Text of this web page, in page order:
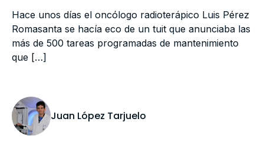
Hace unos días el oncólogo radioterápico Luis Pérez
Romasanta se hacía eco de un tuit que anunciaba las
más de 500 tareas programadas de mantenimiento
que […]
Juan López Tarjuelo